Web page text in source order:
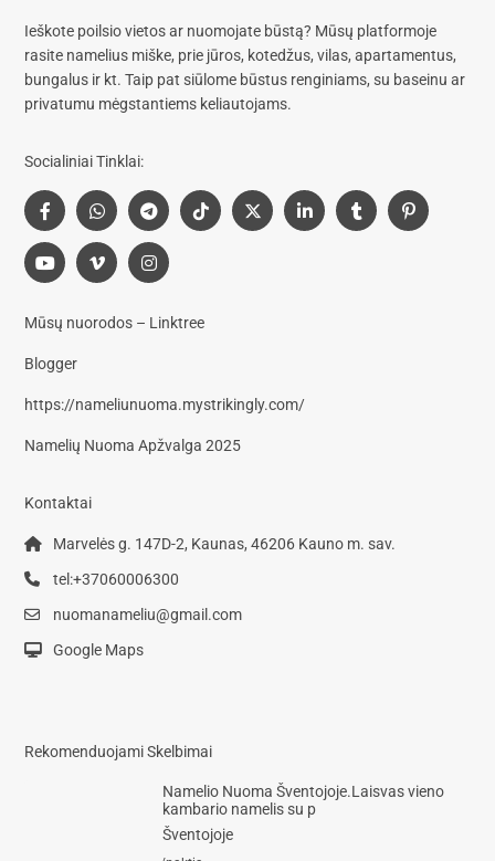
Ieškote poilsio vietos ar nuomojate būstą? Mūsų platformoje
rasite namelius miške, prie jūros, kotedžus, vilas, apartamentus,
bungalus ir kt. Taip pat siūlome būstus renginiams, su baseinu ar
privatumu mėgstantiems keliautojams.
Socialiniai Tinklai:
Mūsų nuorodos – Linktree
Blogger
https://nameliunuoma.mystrikingly.com/
Namelių Nuoma Apžvalga 2025
Kontaktai
Marvelės g. 147D-2, Kaunas, 46206 Kauno m. sav.
tel:+37060006300
nuomanameliu@gmail.com
Google Maps
Rekomenduojami Skelbimai
Namelio Nuoma Šventojoje.Laisvas vieno
kambario namelis su p
Šventojoje